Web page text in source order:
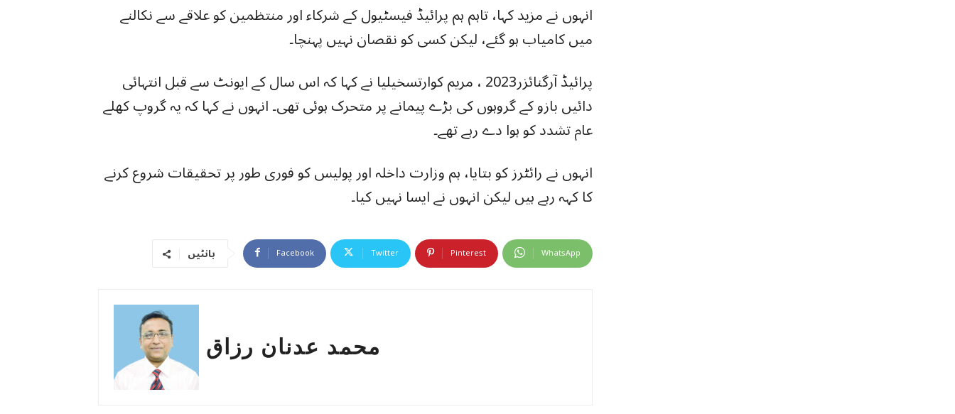
انہوں نے مزید کہا، تاہم ہم پرائیڈ فیسٹیول کے شرکاء اور منتظمین کو علاقے سے نکالنے
میں کامیاب ہو گئے، لیکن کسی کو نقصان نہیں پہنچا۔
پرائیڈ آرگنائزر2023 ، مریم کوارتسخیلیا نے کہا کہ اس سال کے ایونٹ سے قبل انتہائی
دائیں بازو کے گروہوں کی بڑے پیمانے پر متحرک ہوئی تھی۔ انہوں نے کہا کہ یہ گروپ کھلے
عام تشدد کو ہوا دے رہے تھے۔
انہوں نے رائٹرز کو بتایا، ہم وزارت داخلہ اور پولیس کو فوری طور پر تحقیقات شروع کرنے
کا کہہ رہے ہیں لیکن انہوں نے ایسا نہیں کیا۔
بانٹیں Facebook Twitter Pinterest WhatsApp
محمد عدنان رزاق